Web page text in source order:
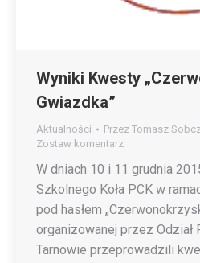
Wyniki Kwesty
Gwiazdka”
Aktualności Przez Tomasz
Zostaw komentarz
W dniach 10 i 11 grudnia
Szkolnego Koła PCK w
pod hasłem
organizowanej przez Odział
Tarnowie przeprowadzili